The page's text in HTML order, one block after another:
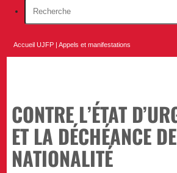
Accueil UJFP |Appels et manifestations
CONTRE L’ÉTAT
ET LA DÉCHÉANCE DE
NATIONALITÉ